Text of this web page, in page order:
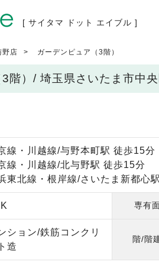
[ サイタマ ドット エイブル ]
野店 ガーデンピュア（3階）
階）/ 埼玉県さいたま市中
線・川越線/与野本町駅 徒歩15分
線・川越線/北与野駅 徒歩15分
東北線・根岸線/さいたま新都心
専有
ション/鉄筋コンクリ
造
階/階